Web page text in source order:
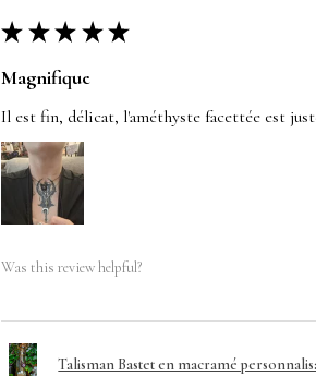
★ ★★ ★★
Magnifique
Il est fin, délicat, l'améthyste facettée est
Was this review helpful?
Talisman Bastet en macramé